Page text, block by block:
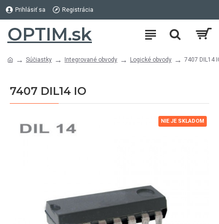
Prihlásiť sa Registrácia
OPTIM.sk
Súčiastky Integrované obvody Logické obvody 7407 DIL14
7407 DIL14 IO
NIE JE SKLADOM